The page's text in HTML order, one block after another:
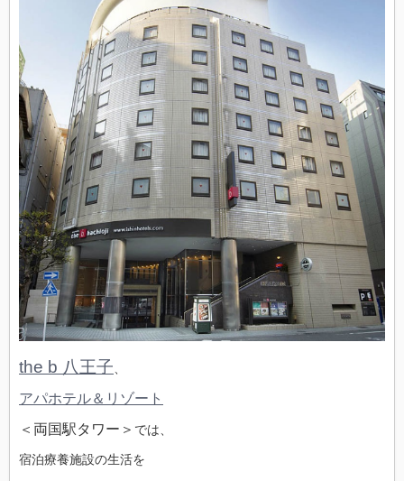
the b 八王子
アパホテル＆リゾート
＜両国駅タワー＞ では、
宿泊療養施設の生活を